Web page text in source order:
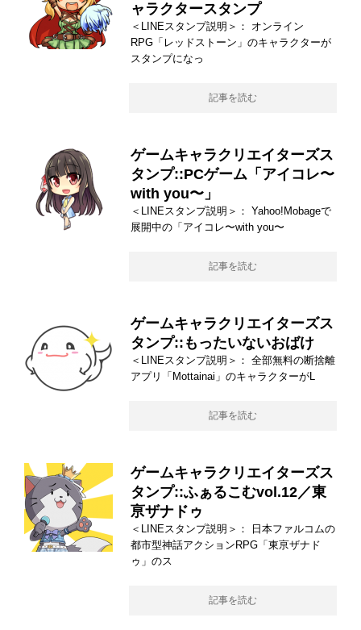
ャラクタースタンプ
＜LINEスタンプ説明＞： オンライン
RPG「レッドストーン」のキャラクターが
スタンプになっ
記事を読む
ゲームキャラクリエイターズス
タンプ::PCゲーム「アイコレ〜
with you〜」
＜LINEスタンプ説明＞： Yahoo!Mobageで
展開中の「アイコレ〜with you〜
記事を読む
ゲームキャラクリエイターズス
タンプ::もったいないおばけ
＜LINEスタンプ説明＞： 全部無料の断捨離
アプリ「Mottainai」のキャラクターがL
記事を読む
ゲームキャラクリエイターズス
タンプ::ふぁるこむvol.12／東
亰ザナドゥ
＜LINEスタンプ説明＞： 日本ファルコムの
都市型神話アクションRPG「東亰ザナド
ゥ」のス
記事を読む